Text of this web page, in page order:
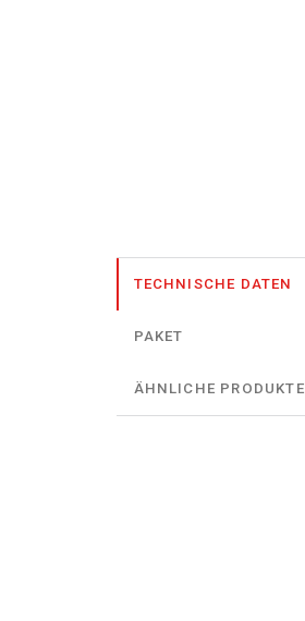
TECHNISCHE DATEN
PAKET
ÄHNLICHE PRODUKTE